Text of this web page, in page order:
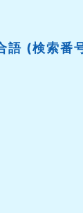
語 (検索